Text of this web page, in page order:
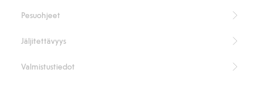
Luomupuuvilla – GOTS
Pesuohjeet
Jäljitettävyys
Valmistustiedot